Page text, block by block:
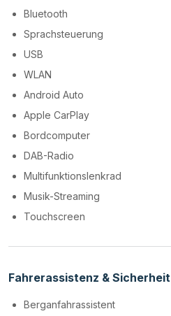
Bluetooth
Sprachsteuerung
USB
WLAN
Android Auto
Apple CarPlay
Bordcomputer
DAB-Radio
Multifunktionslenkrad
Musik-Streaming
Touchscreen
Fahrerassistenz & Sicherheit
Berganfahrassistent